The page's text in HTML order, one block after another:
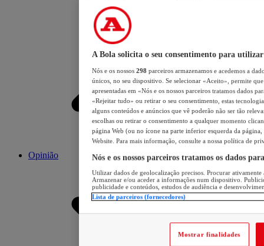
Opinião
A Bola solicita o seu consentimento para utilizar
Nós e os nossos 298 parceiros armazenamos e acedemos a
únicos, no seu dispositivo. Se selecionar «Aceito», permite
apresentadas em «Nós e os nossos parceiros tratamos dados
«Rejeitar tudo» ou retirar o seu consentimento, estas
alguns conteúdos e anúncios que vê poderão não ser tão
escolhas ou retirar o consentimento a qualquer momento
página Web (ou no ícone na parte inferior esquerda da página,
Website. Para mais informação, consulte a nossa política de
Nós e os nossos parceiros tratamos os dados
Utilizar dados de geolocalização precisos. Procurar
Armazenar e/ou aceder a informações num dispositivo.
publicidade e conteúdos, estudos de audiência e
Lista de parceiros (fornecedores)
Mostrar finalidades